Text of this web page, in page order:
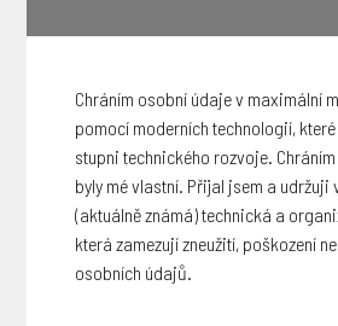
Chráním osobní údaje v maximální
pomocí moderních technologií,
stupni technického rozvoje.
byly mé vlastní. Přijal jsem a udržuji
(aktuálně známá) technická a
která zamezují zneužití, poškození
osobních údajů.